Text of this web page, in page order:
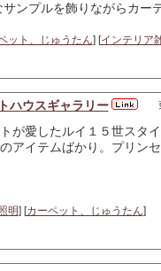
ンプルを飾りながらカー
ット、じゅうたん] [インテリア
ハウスギャラリー
が愛したルイ１５世スタ
アイテムばかり。プリン
明] [カーペット、じゅうたん]